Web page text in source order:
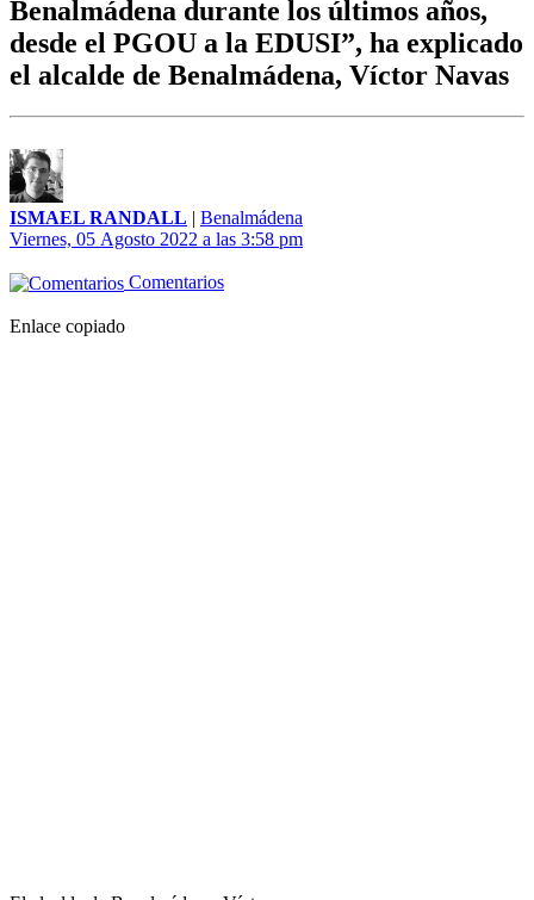
Benalmádena durante los últimos años,
desde el PGOU a la EDUSI”, ha explicado
el alcalde de Benalmádena, Víctor Navas
ISMAEL RANDALL | Benalmádena
Viernes, 05 Agosto 2022 a las 3:58 pm
Comentarios
Enlace copiado